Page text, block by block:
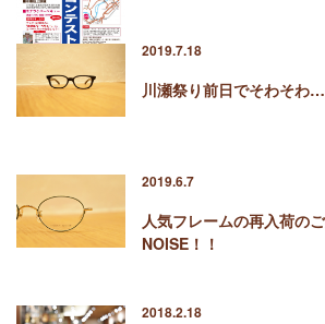
2019.7.18
川瀬祭り前日でそわそわ…
2019.6.7
人気フレームの再入荷の
NOISE！！
2018.2.18